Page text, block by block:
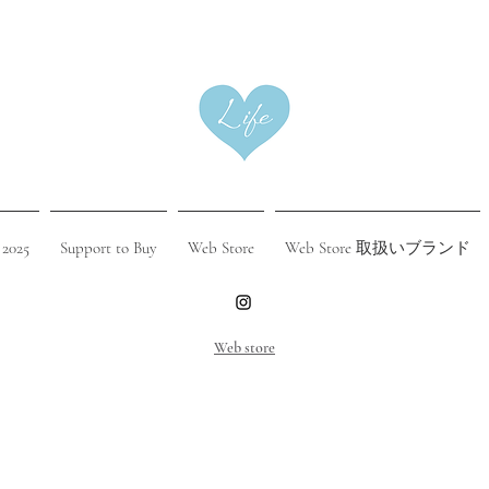
Support to Buy Web Store Web Store 取扱いブランド
​Web store